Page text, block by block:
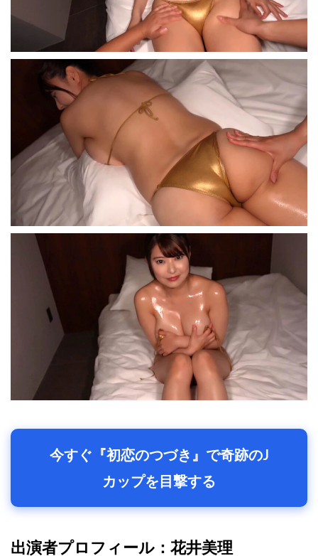
今すぐ『初恋のつづき』で奇跡のJ
カップを目撃する
出演者プロフィール：花井美理